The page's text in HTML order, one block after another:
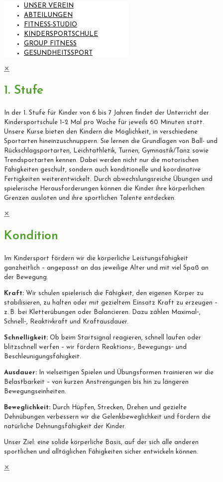
UNSER VEREIN
ABTEILUNGEN
FITNESS-STUDIO
KINDERSPORTSCHULE
GROUP FITNESS
GESUNDHEITSSPORT
✕
1. Stufe
In der 1. Stufe für Kinder von 6 bis 7 Jahren findet der Unterricht der
Kindersportschule 1–2 Mal pro Woche für jeweils 60 Minuten statt.
Unsere Kurse bieten den Kindern die Möglichkeit, in verschiedene
Sportarten hineinzuschnuppern. Sie lernen die Grundlagen von Ball- und
Rückschlagsportarten, Leichtathletik, Turnen, Gymnastik/Tanz sowie
Trendsportarten kennen. Dabei werden nicht nur die motorischen
Fähigkeiten geschult, sondern auch konditionelle und koordinative
Fertigkeiten weiterentwickelt. Durch abwechslungsreiche Übungen und
spielerische Herausforderungen können die Kinder ihre körperlichen
Grenzen ausloten und ihre sportlichen Talente entdecken.
✕
Kondition
Im Kindersport fördern wir die körperliche Leistungsfähigkeit
ganzheitlich – angepasst an das jeweilige Alter und mit viel Spaß an
der Bewegung.
Kraft: Wir schulen spielerisch die Fähigkeit, den eigenen Körper zu
stabilisieren, zu halten oder mit gezieltem Einsatz Kraft zu erzeugen –
z. B. bei Kletterübungen oder Balancieren. Dazu zählen Maximal‐,
Schnell‐, Reaktivkraft und Kraftausdauer.
Schnelligkeit: Ob beim Startsignal reagieren, schnell laufen oder
blitzschnell werfen – wir fördern Reaktions‐, Bewegungs‐ und
Beschleunigungsfähigkeit.
Ausdauer: In vielseitigen Spielen und Übungsformen trainieren wir die
Belastbarkeit – von kurzen Anstrengungen bis hin zu längeren
Bewegungseinheiten.
Beweglichkeit: Durch Hüpfen, Strecken, Drehen und gezielte
Dehnübungen verbessern wir die Gelenkbeweglichkeit und fördern die
natürliche Dehnungsfähigkeit der Kinder.
Unser Ziel: eine solide körperliche Basis, auf der sich alle anderen
sportlichen und alltäglichen Fähigkeiten sicher entwickeln können.
✕